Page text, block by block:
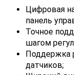
Цифровая
панель
Точное
шагом
Поддержка
датчиков;